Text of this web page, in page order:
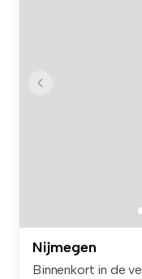
Nijmegen
Binnenkort in de